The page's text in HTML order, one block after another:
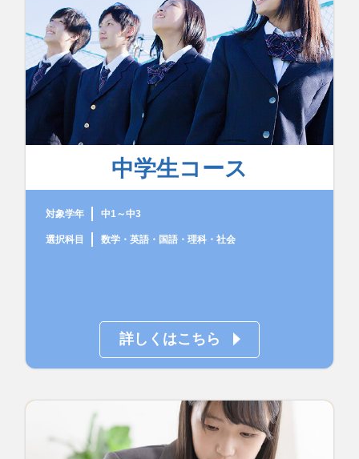
中学生コース
対象学年 中1～中3
選択科目 数学・英語・国語・理科・社会
詳しくはこちら